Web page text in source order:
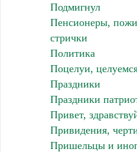
Подмигнул
Пенсионеры,
стрички
Политика
Поцелуи,
Праздники
Праздники
Привет,
Привидения,
Пришельцы и